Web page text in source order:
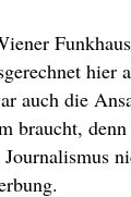
hier
auch die
braucht,